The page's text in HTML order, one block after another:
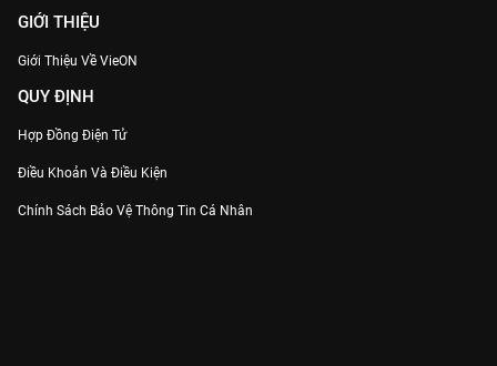
GIỚI THIỆU
Giới Thiệu Về VieON
QUY ĐỊNH
Hợp Đồng Điện Tử
Điều Khoản Và Điều Kiện
Chính Sách Bảo Vệ Thông Tin Cá Nhân